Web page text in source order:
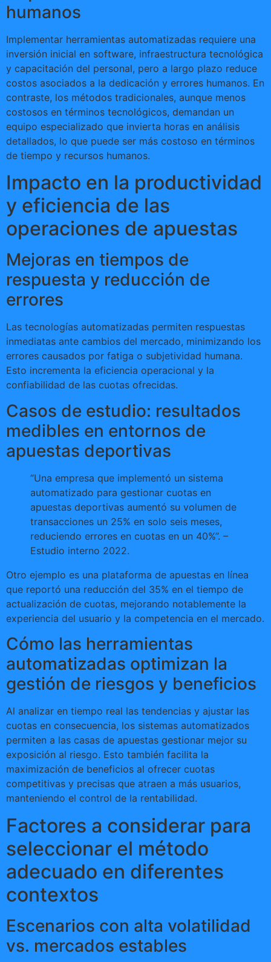
humanos
Implementar herramientas automatizadas requiere una
inversión inicial en software, infraestructura tecnológica
y capacitación del personal, pero a largo plazo reduce
costos asociados a la dedicación y errores humanos. En
contraste, los métodos tradicionales, aunque menos
costosos en términos tecnológicos, demandan un
equipo especializado que invierta horas en análisis
detallados, lo que puede ser más costoso en términos
de tiempo y recursos humanos.
Impacto en la productividad
y eficiencia de las
operaciones de apuestas
Mejoras en tiempos de
respuesta y reducción de
errores
Las tecnologías automatizadas permiten respuestas
inmediatas ante cambios del mercado, minimizando los
errores causados por fatiga o subjetividad humana.
Esto incrementa la eficiencia operacional y la
confiabilidad de las cuotas ofrecidas.
Casos de estudio: resultados
medibles en entornos de
apuestas deportivas
“Una empresa que implementó un sistema
automatizado para gestionar cuotas en
apuestas deportivas aumentó su volumen de
transacciones un 25% en solo seis meses,
reduciendo errores en cuotas en un 40%”. –
Estudio interno 2022.
Otro ejemplo es una plataforma de apuestas en línea
que reportó una reducción del 35% en el tiempo de
actualización de cuotas, mejorando notablemente la
experiencia del usuario y la competencia en el mercado.
Cómo las herramientas
automatizadas optimizan la
gestión de riesgos y beneficios
Al analizar en tiempo real las tendencias y ajustar las
cuotas en consecuencia, los sistemas automatizados
permiten a las casas de apuestas gestionar mejor su
exposición al riesgo. Esto también facilita la
maximización de beneficios al ofrecer cuotas
competitivas y precisas que atraen a más usuarios,
manteniendo el control de la rentabilidad.
Factores a considerar para
seleccionar el método
adecuado en diferentes
contextos
Escenarios con alta volatilidad
vs. mercados estables